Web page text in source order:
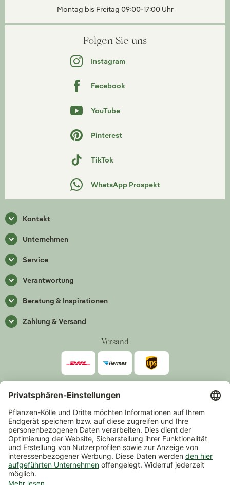
Montag bis Freitag 09:00-17:00 Uhr
Folgen Sie uns
Instagram
Facebook
YouTube
Pinterest
TikTok
WhatsApp Prospekt
Kontakt
Unternehmen
Service
Verantwortung
Beratung & Inspirationen
Zahlung & Versand
Versand
*Alle Preise inkl. gesetzlicher Mehrwertsteuer zzgl.Versand
Mindestbestellwert 14,90 €, ausgenommen sind Gutscheine und
Events.